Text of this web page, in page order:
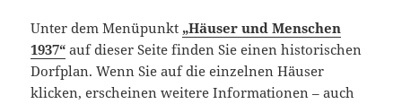
Unter dem Menüpunkt „Häuser und Menschen
1937“ auf dieser Seite finden Sie einen historischen
Dorfplan. Wenn Sie auf die einzelnen Häuser
klicken, erscheinen weitere Informationen – auch